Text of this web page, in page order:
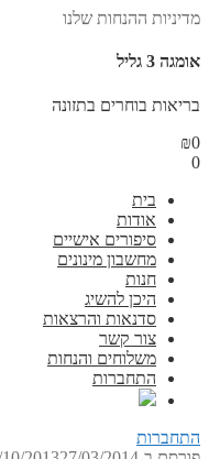
מדיניות ההנחות שלנו
אומגה 3 גליל
בריאות בוחרים בתזונה
₪0
0
בית
אודות
סיפורים אישיים
מחשבון מינונים
חנות
היכן להשיג
סדנאות והרצאות
צור קשר
משלוחים והנחות
התחברות
התחברות